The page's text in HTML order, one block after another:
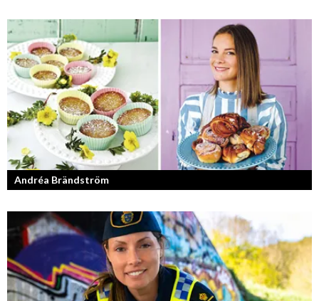
Andréa Brändström
Vinnare av Hela Sverige Bakar 2017.